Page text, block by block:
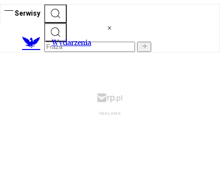
Serwisy
Wydarzenia